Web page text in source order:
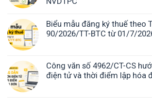
Biểu mẫu đăng ký thuế theo
90/2026/TT-BTC từ 01/7/
Công văn số 4962/CT-CS
điện tử và thời điểm lập hóa